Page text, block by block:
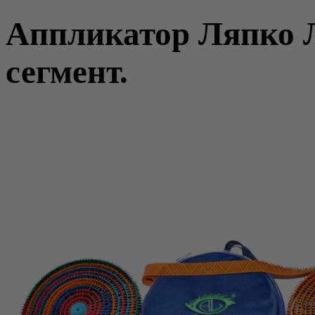
Аппликатор Ляпко
сегмент.